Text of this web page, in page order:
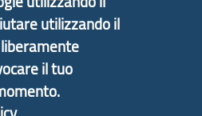
collaborazione con Regione
utilizzando il
il tuo